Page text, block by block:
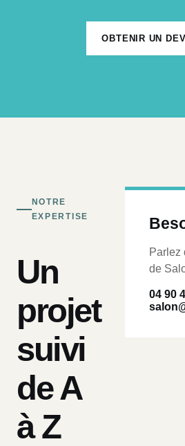
OBTENIR UN
NOTRE
EXPERTISE
Un
projet
suivi
de A
à Z
Parlez
de
04 90